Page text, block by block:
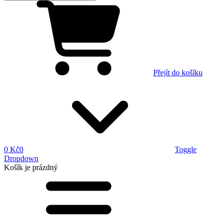
Přejít do košíku
0 Kč0
Toggle
Dropdown
Košík je prázdný